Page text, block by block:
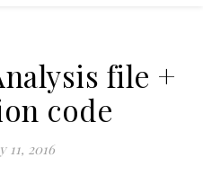
file +
code
11, 2016